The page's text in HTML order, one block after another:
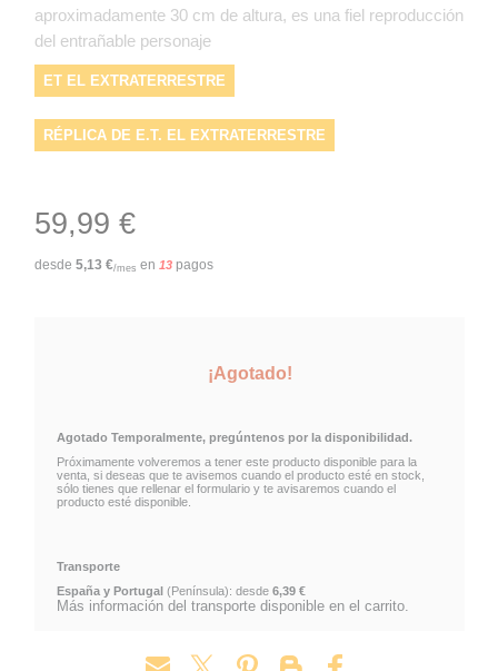
aproximadamente 30 cm de altura, es una fiel reproducción
del entrañable personaje
ET EL EXTRATERRESTRE
RÉPLICA DE E.T. EL EXTRATERRESTRE
59,99 €
desde 5,13 €/mes en 13 pagos
¡Agotado!
Agotado Temporalmente, pregúntenos por la disponibilidad.
Próximamente volveremos a tener este producto disponible para la
venta, si deseas que te avisemos cuando el producto esté en stock,
sólo tienes que rellenar el formulario y te avisaremos cuando el
producto esté disponible.
Transporte
España y Portugal (Península): desde 6,39 €
Más información del transporte disponible en el carrito.